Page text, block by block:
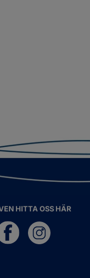
HITTA OSS HÄR